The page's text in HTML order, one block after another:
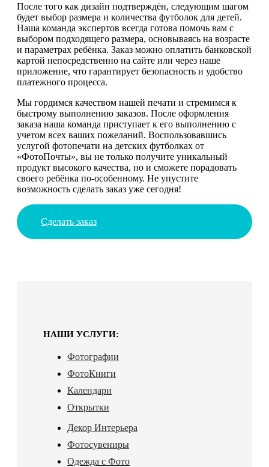
После того как дизайн подтверждён, следующим шагом
будет выбор размера и количества футболок для детей.
Наша команда экспертов всегда готова помочь вам с
выбором подходящего размера, основываясь на возрасте
и параметрах ребёнка. Заказ можно оплатить банковской
картой непосредственно на сайте или через наше
приложение, что гарантирует безопасность и удобство
платежного процесса.
Мы гордимся качеством нашей печати и стремимся к
быстрому выполнению заказов. После оформления
заказа наша команда приступает к его выполнению с
учетом всех ваших пожеланий. Воспользовавшись
услугой фотопечати на детских футболках от
«ФотоПочты», вы не только получите уникальный
продукт высокого качества, но и сможете порадовать
своего ребёнка по-особенному. Не упустите
возможность сделать заказ уже сегодня!
Сделать заказ
НАШИ УСЛУГИ:
Фотографии
ФотоКниги
Календари
Открытки
Декор Интерьера
Фотосувениры
Одежда с Фото